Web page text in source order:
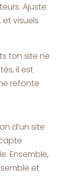
Ajuste
visuels
ton site ne
il est
refonte
d’un site
Ensemble,
et